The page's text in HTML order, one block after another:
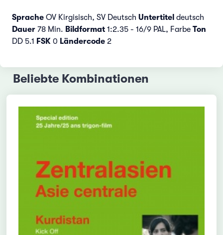
Sprache OV Kirgisisch, SV Deutsch Untertitel deutsch
Dauer 78 Min. Bildformat 1:2.35 - 16/9 PAL, Farbe Ton
DD 5.1 FSK 0 Ländercode 2
Beliebte Kombinationen